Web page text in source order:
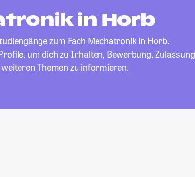
in Horb
zum Fach Mechatronikin Horb.
um dich zu Inhalten, Bewerbung, Zulassung
weiteren Themen zu informieren.